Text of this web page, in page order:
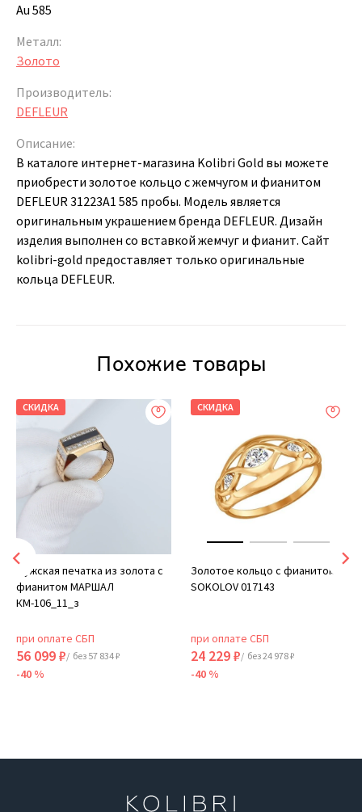
Au 585
Металл:
Золото
Производитель:
DEFLEUR
Описание:
В каталоге интернет-магазина Kolibri Gold вы можете
приобрести золотое кольцо с жемчугом и фианитом
DEFLEUR 31223A1 585 пробы. Модель является
оригинальным украшением бренда DEFLEUR. Дизайн
изделия выполнен со вставкой жемчуг и фианит. Сайт
kolibri-gold предоставляет только оригинальные
кольца DEFLEUR.
Похожие товары
СКИДКА
Мужская печатка из золота с
фианитом МАРШАЛ
КМ-106_11_з
при оплате СБП
56 099 ₽/ без 57 834 ₽
-40 %
СКИДКА
Золотое кольцо с фианитом
SOKOLOV 017143
при оплате СБП
24 229 ₽/ без 24 978 ₽
-40 %